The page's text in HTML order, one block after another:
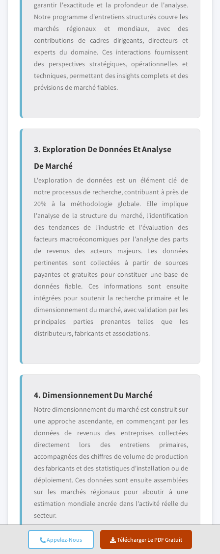
Appelez-Nous Télécharger Le PDF Gratuit
garantir l'exactitude et la profondeur de l'analyse.
Notre programme d'entretiens structurés couvre les
marchés régionaux et mondiaux, avec des
contributions de cadres dirigeants, directeurs et
experts du domaine. Ces interactions fournissent
des perspectives stratégiques, opérationnelles et
techniques, permettant des insights complets et des
prévisions de marché fiables.
3. Exploration De Données Et Analyse
De Marché
L'exploration de données est un élément clé de
notre processus de recherche, contribuant à près de
20% à la méthodologie globale. Elle implique
l'analyse de la structure du marché, l'identification
des tendances de l'industrie et l'évaluation des
facteurs macroéconomiques par l'analyse des parts
de revenus des acteurs majeurs. Les données
pertinentes sont collectées à partir de sources
payantes et gratuites pour constituer une base de
données fiable. Ces informations sont ensuite
intégrées pour soutenir la recherche primaire et le
dimensionnement du marché, avec validation par les
principales parties prenantes telles que les
distributeurs, fabricants et associations.
4. Dimensionnement Du Marché
Notre dimensionnement du marché est construit sur
une approche ascendante, en commençant par les
données de revenus des entreprises collectées
directement lors des entretiens primaires,
accompagnées des chiffres de volume de production
des fabricants et des statistiques d'installation ou de
déploiement. Ces données sont ensuite assemblées
sur les marchés régionaux pour aboutir à une
estimation mondiale ancrée dans l'activité réelle du
secteur.